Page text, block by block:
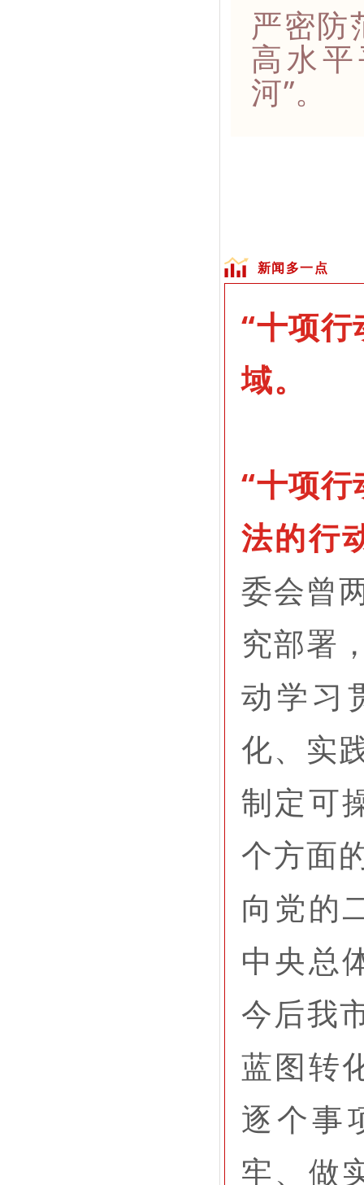
严密防
高水
河”。
新闻多一点
“十项
域。
“十项
法的行
委会曾
究部署
动学习
化、实
制定可
个方面
向党的
中央总
今后我
蓝图转
逐个事
牢、做